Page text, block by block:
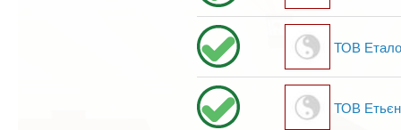
ТОВ
ТОВ